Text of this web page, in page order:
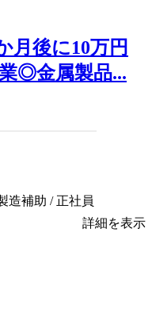
月後に10万円
◎金属製品...
造補助 / 正社員
詳細を表示